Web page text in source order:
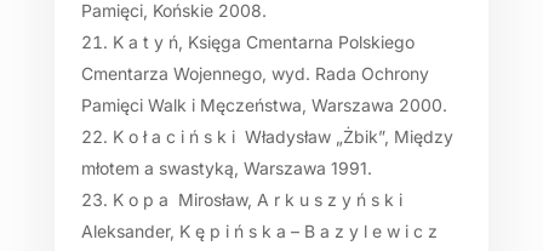
Pamięci, Końskie 2008.
K a t y ń, Księga Cmentarna Polskiego
Cmentarza Wojennego, wyd. Rada Ochrony
Pamięci Walk i Męczeństwa, Warszawa 2000.
K o ł a c i ń s k i Władysław „Żbik”, Między
młotem a swastyką, Warszawa 1991.
K o p a Mirosław, A r k u s z y ń s k i
Aleksander, K ę p i ń s k a – B a z y l e w i c z